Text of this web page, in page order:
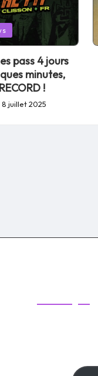
pass 4 jours
minutes,
!
8 juillet 2025